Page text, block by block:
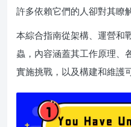
許多依賴它們的人卻對其瞭
本綜合指南從架構、運營和
蟲，內容涵蓋其工作原理、
實施挑戰，以及構建和維護